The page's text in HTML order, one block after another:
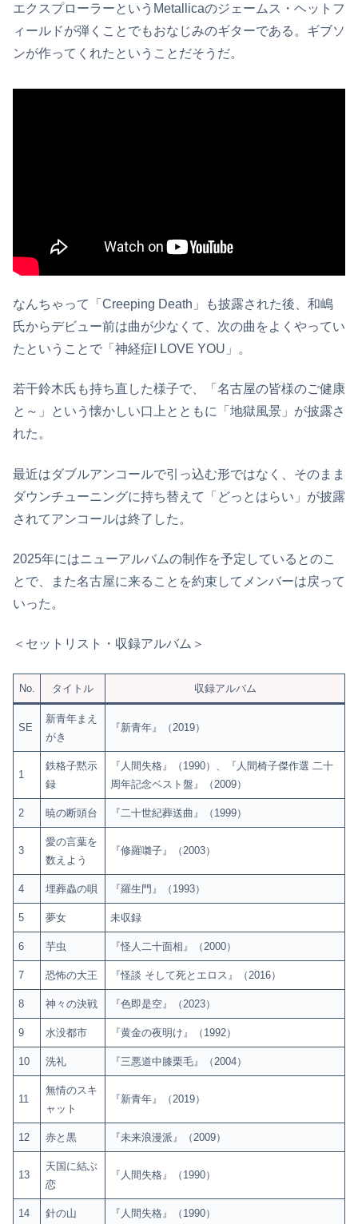
エクスプローラーというMetallicaのジェームス・ヘットフ
ィールドが弾くことでもおなじみのギターである。ギブソ
ンが作ってくれたということだそうだ。
なんちゃって「Creeping Death」も披露された後、和嶋
氏からデビュー前は曲が少なくて、次の曲をよくやってい
たということで「神経症I LOVE YOU」。
若干鈴木氏も持ち直した様子で、「名古屋の皆様のご健康
と～」という懐かしい口上とともに「地獄風景」が披露さ
れた。
最近はダブルアンコールで引っ込む形ではなく、そのまま
ダウンチューニングに持ち替えて「どっとはらい」が披露
されてアンコールは終了した。
2025年にはニューアルバムの制作を予定しているとのこ
とで、また名古屋に来ることを約束してメンバーは戻って
いった。
＜セットリスト・収録アルバム＞
No. タイトル 収録アルバム
SE
新青年まえ
がき
『新青年』（2019）
1
鉄格子黙示
録
『人間失格』（1990）、『人間椅子傑作選 二十
周年記念ベスト盤』（2009）
2 暁の断頭台 『二十世紀葬送曲』（1999）
3
愛の言葉を
数えよう
『修羅囃子』（2003）
4 埋葬蟲の唄 『羅生門』（1993）
5 夢女 未収録
6 芋虫 『怪人二十面相』（2000）
7 恐怖の大王 『怪談 そして死とエロス』（2016）
8 神々の決戦 『色即是空』（2023）
9 水没都市 『黄金の夜明け』（1992）
10 洗礼 『三悪道中膝栗毛』（2004）
11
無情のスキ
ャット
『新青年』（2019）
12 赤と黒 『未来浪漫派』（2009）
13
天国に結ぶ
恋
『人間失格』（1990）
14 針の山 『人間失格』（1990）